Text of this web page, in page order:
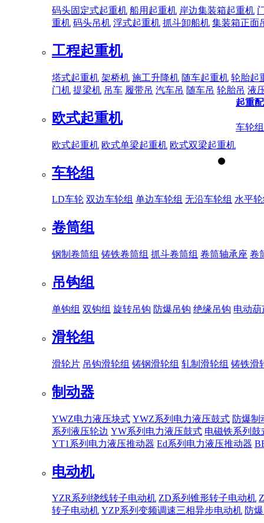
码头固定式起重机 船用起重机 岸边集装箱起重机
重机 码头吊机 浮式起重机 抓斗卸船机 集装箱正面
工程起重机
塔式起重机 架桥机 施工升降机 随车起重机 轮胎起
门机 提梁机 吊车 履带吊 汽车吊 随车吊 轮胎吊 液
欧式起重机
欧式起重机 欧式单梁起重机 欧式双梁起重机
起重
车轮组
车轮组
LD车轮 双边车轮组 单边车轮组 无沿车轮组 水平
卷筒组
钢制卷筒组 铸铁卷筒组 抓斗卷筒组 卷筒轴承座 卷
吊钩组
单钩组 双钩组 旋转吊钩 防爆吊钩 绝缘吊钩 电动
滑轮组
滑轮片 吊钩滑轮组 铸钢滑轮组 轧制滑轮组 铸铁滑
制动器
YWZ电力液压块式 YWZ系列电力液压鼓式 防爆制
系列液压轮边 YW系列电力液压鼓式 电磁铁系列鼓
YT1系列电力液压推动器 Ed系列电力液压推动器
电动机
YZR系列绕线转子电动机 ZD系列锥形转子电动机
转子电动机 YZP系列变频调速三相异步电动机 防